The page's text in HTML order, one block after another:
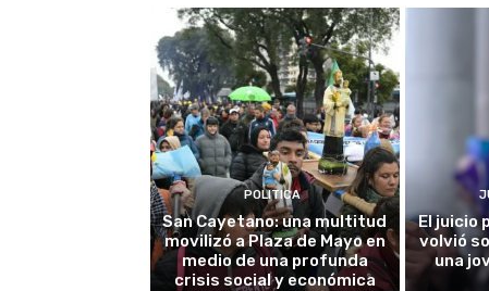
POLITICA
San Cayetano: una multitud
movilizó a Plaza de Mayo en
medio de una profunda
crisis social y económica
El juicio
volvió
una